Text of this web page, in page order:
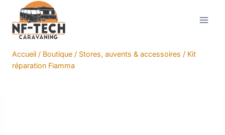
contenu
Accueil / Boutique / Stores, auvents & accessoires / Kit
réparation Fiamma